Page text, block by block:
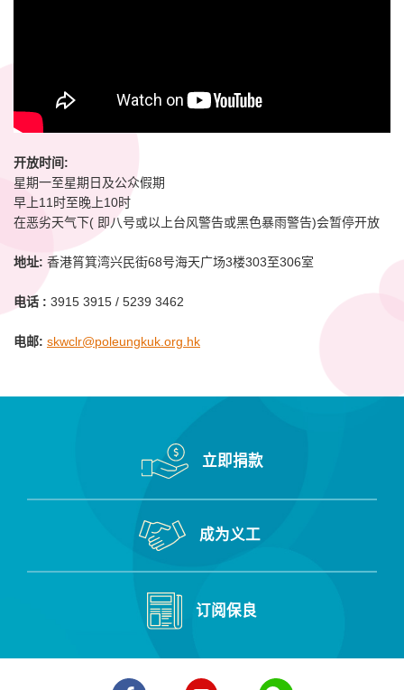
开放时间:
星期一至星期日及公众假期
早上11时至晚上10时
在恶劣天气下( 即八号或以上台风警告或黑色暴雨警告)会暂停开放
地址: 香港筲箕湾兴民街68号海天广场3楼303至306室
电话 : 3915 3915 / 5239 3462
电邮: skwclr@poleungkuk.org.hk
立即捐款
成为义工
订阅保良